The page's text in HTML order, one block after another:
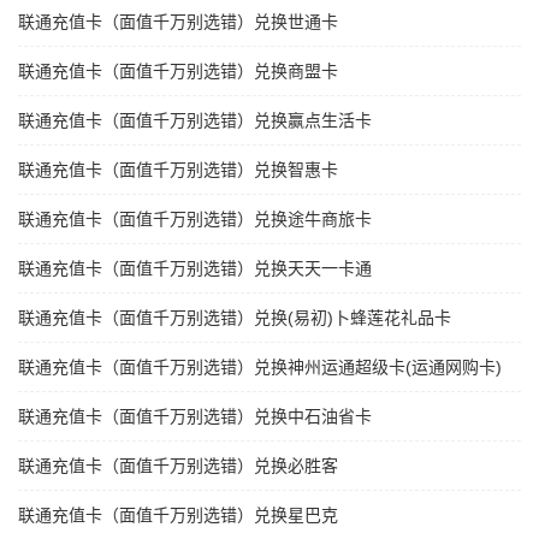
联通充值卡（面值千万别选错）兑换世通卡
联通充值卡（面值千万别选错）兑换商盟卡
联通充值卡（面值千万别选错）兑换赢点生活卡
联通充值卡（面值千万别选错）兑换智惠卡
联通充值卡（面值千万别选错）兑换途牛商旅卡
联通充值卡（面值千万别选错）兑换天天一卡通
联通充值卡（面值千万别选错）兑换(易初)卜蜂莲花礼品卡
联通充值卡（面值千万别选错）兑换神州运通超级卡(运通网购卡)
联通充值卡（面值千万别选错）兑换中石油省卡
联通充值卡（面值千万别选错）兑换必胜客
联通充值卡（面值千万别选错）兑换星巴克